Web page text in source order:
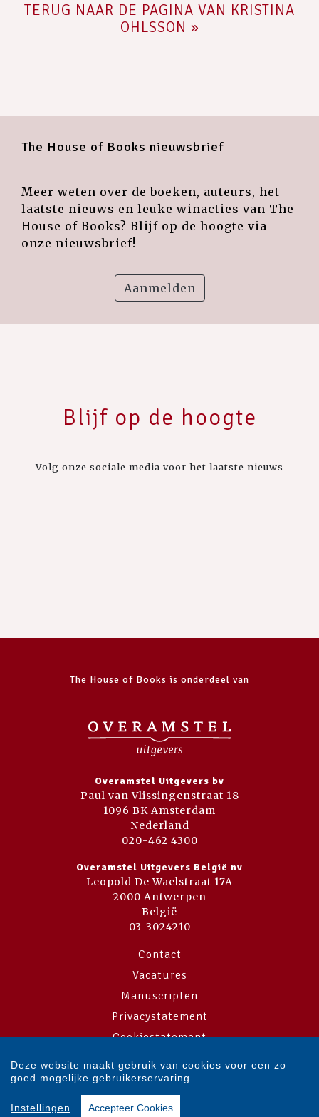
TERUG NAAR DE PAGINA VAN KRISTINA
OHLSSON »
The House of Books nieuwsbrief
Meer weten over de boeken, auteurs, het
laatste nieuws en leuke winacties van The
House of Books? Blijf op de hoogte via
onze nieuwsbrief!
Aanmelden
Blijf op de hoogte
Volg onze sociale media voor het laatste nieuws
The House of Books is onderdeel van
Overamstel Uitgevers bv
Paul van Vlissingenstraat 18
1096 BK Amsterdam
Nederland
020-462 4300
Overamstel Uitgevers België nv
Leopold De Waelstraat 17A
2000 Antwerpen
België
03-3024210
Contact
Vacatures
Manuscripten
Privacystatement
Cookiestatement
Cookie-instellingen
Copyright © 2007-2026 Overamstel Uitgevers - Alle rechten voorbehouden
- Ontwerp door
Deze website maakt gebruik van cookies voor een zo
goed mogelijke gebruikerservaring
Instellingen Accepteer Cookies